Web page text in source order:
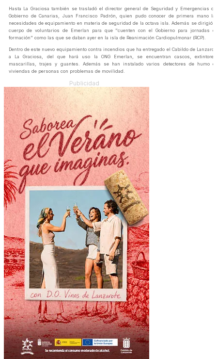
Hasta La Graciosa también se trasladó el director general de Seguridad y Emergencias
Gobierno de Canarias, Juan Francisco Padrón, quien pudo conocer de primera mano
necesidades de equipamiento en materia de seguridad de la octava isla. Además se dirigió
cuerpo de voluntarios de Emerlan para que "cuenten con el Gobierno para jornadas
formación" como las que se daban ayer en la isla de Reanimación Cardiopulmonar (RCP).
Dentro de este nuevo equipamiento contra incendios que ha entregado el Cabildo de
a La Graciosa, del que hará uso la ONG Emerlan, se encuentran cascos,
mascarillas, trajes y guantes. Además se han instalado varios detectores de humo
viviendas de personas con problemas de movilidad.
Publicidad